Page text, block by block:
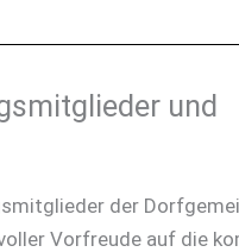
und
der
Vorfreude auf die